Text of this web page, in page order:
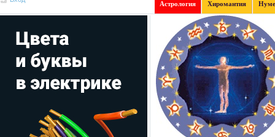
Астрология Хиромантия